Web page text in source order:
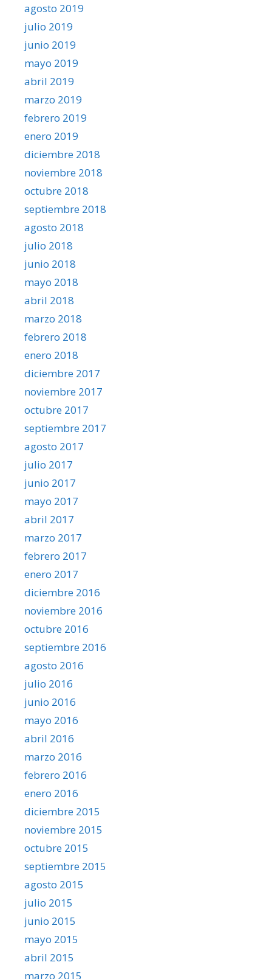
agosto 2019
julio 2019
junio 2019
mayo 2019
abril 2019
marzo 2019
febrero 2019
enero 2019
diciembre 2018
noviembre 2018
octubre 2018
septiembre 2018
agosto 2018
julio 2018
junio 2018
mayo 2018
abril 2018
marzo 2018
febrero 2018
enero 2018
diciembre 2017
noviembre 2017
octubre 2017
septiembre 2017
agosto 2017
julio 2017
junio 2017
mayo 2017
abril 2017
marzo 2017
febrero 2017
enero 2017
diciembre 2016
noviembre 2016
octubre 2016
septiembre 2016
agosto 2016
julio 2016
junio 2016
mayo 2016
abril 2016
marzo 2016
febrero 2016
enero 2016
diciembre 2015
noviembre 2015
octubre 2015
septiembre 2015
agosto 2015
julio 2015
junio 2015
mayo 2015
abril 2015
marzo 2015